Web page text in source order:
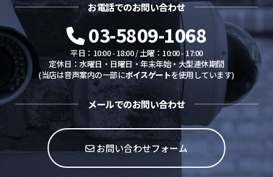
お電話でのお問い合わせ
03-5809-1068
平日：10:00 - 18:00 / 土曜：10:00 - 17:00
定休日：水曜日・日曜日・年末年始・大型連休期間
(当店は音声案内の一部にボイスゲートを使用しています)
メールでのお問い合わせ
お問い合わせフォーム